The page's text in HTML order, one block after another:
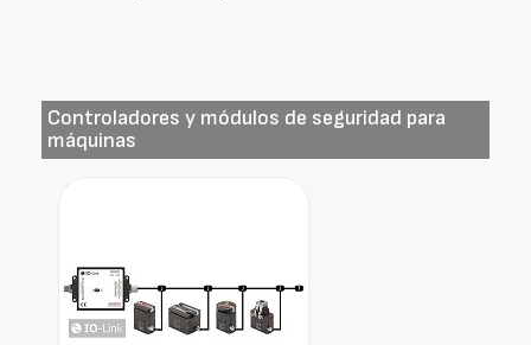
Controladores y módulos de seguridad para
máquinas